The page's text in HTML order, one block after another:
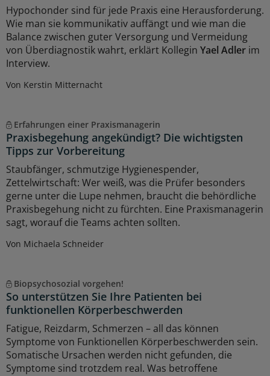
Hypochonder sind für jede Praxis eine Herausforderung.
Wie man sie kommunikativ auffängt und wie man die
Balance zwischen guter Versorgung und Vermeidung
von Überdiagnostik wahrt, erklärt Kollegin Yael Adler im
Interview.
Von Kerstin Mitternacht
Erfahrungen einer Praxismanagerin
Praxisbegehung angekündigt? Die wichtigsten
Tipps zur Vorbereitung
Staubfänger, schmutzige Hygienespender,
Zettelwirtschaft: Wer weiß, was die Prüfer besonders
gerne unter die Lupe nehmen, braucht die behördliche
Praxisbegehung nicht zu fürchten. Eine Praxismanagerin
sagt, worauf die Teams achten sollten.
Von Michaela Schneider
Biopsychosozial vorgehen!
So unterstützen Sie Ihre Patienten bei
funktionellen Körperbeschwerden
Fatigue, Reizdarm, Schmerzen – all das können
Symptome von Funktionellen Körperbeschwerden sein.
Somatische Ursachen werden nicht gefunden, die
Symptome sind trotzdem real. Was betroffene